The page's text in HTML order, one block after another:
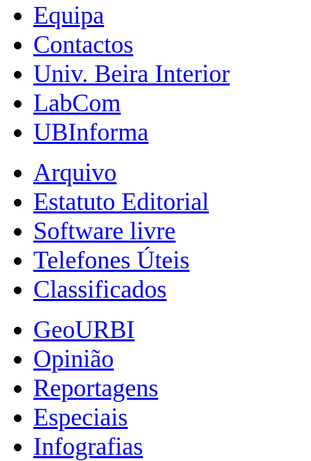
Equipa
Contactos
Univ. Beira Interior
LabCom
UBInforma
Arquivo
Estatuto Editorial
Software livre
Telefones Úteis
Classificados
GeoURBI
Opinião
Reportagens
Especiais
Infografias